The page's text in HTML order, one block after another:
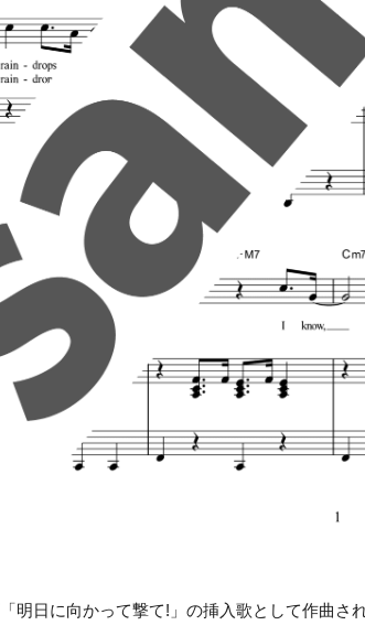
明日に向かって撃て!」の挿入歌として作曲さ